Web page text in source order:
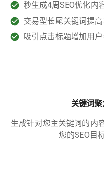
秒生成4周SEO优化内
交易型长尾关键词提
吸引点击标题增加用
关键词
生成针对您主关键词的内
您的SEO目